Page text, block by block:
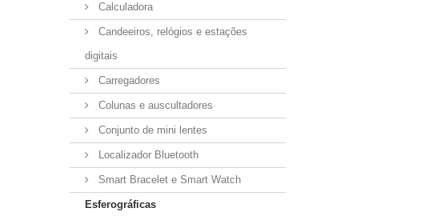
Calculadora
Candeeiros, relógios e estações
digitais
Carregadores
Colunas e auscultadores
Conjunto de mini lentes
Localizador Bluetooth
Smart Bracelet e Smart Watch
Esferográficas